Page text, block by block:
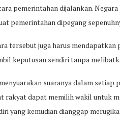
pemerintahan dijalankan.
pemerintahan dipegang
tersebut juga harus
keputusan sendiri tanpa
suaranya dalam setiap
rakyat dapat memilih wakil untuk
yang kemudian dianggap